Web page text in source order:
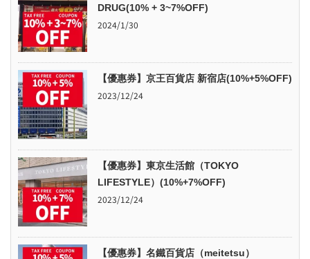
DRUG(10% + 3~7%OFF)
2024/1/30
【優惠券】京王百貨店 新宿店(10%+5%OFF)
2023/12/24
【優惠券】東京生活館（TOKYO
LIFESTYLE）(10%+7%OFF)
2023/12/24
【優惠券】名鐵百貨店（meitetsu）